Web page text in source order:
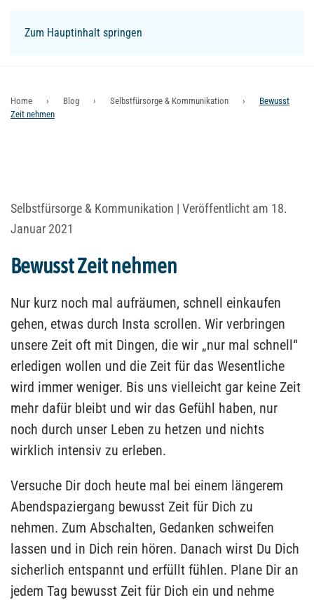
Zum Hauptinhalt springen
Home Blog Selbstfürsorge & Kommunikation
Bewusst
Zeit nehmen
Selbstfürsorge & Kommunikation | Veröffentlicht am 18.
Januar 2021
Bewusst Zeit nehmen
Nur kurz noch mal aufräumen, schnell einkaufen
gehen, etwas durch Insta scrollen. Wir verbringen
unsere Zeit oft mit Dingen, die wir „nur mal schnell“
erledigen wollen und die Zeit für das Wesentliche
wird immer weniger. Bis uns vielleicht gar keine Zeit
mehr dafür bleibt und wir das Gefühl haben, nur
noch durch unser Leben zu hetzen und nichts
wirklich intensiv zu erleben.
Versuche Dir doch heute mal bei einem längerem
Abendspaziergang bewusst Zeit für Dich zu
nehmen. Zum Abschalten, Gedanken schweifen
lassen und in Dich rein hören. Danach wirst Du Dich
sicherlich entspannt und erfüllt fühlen. Plane Dir an
jedem Tag bewusst Zeit für Dich ein und nehme